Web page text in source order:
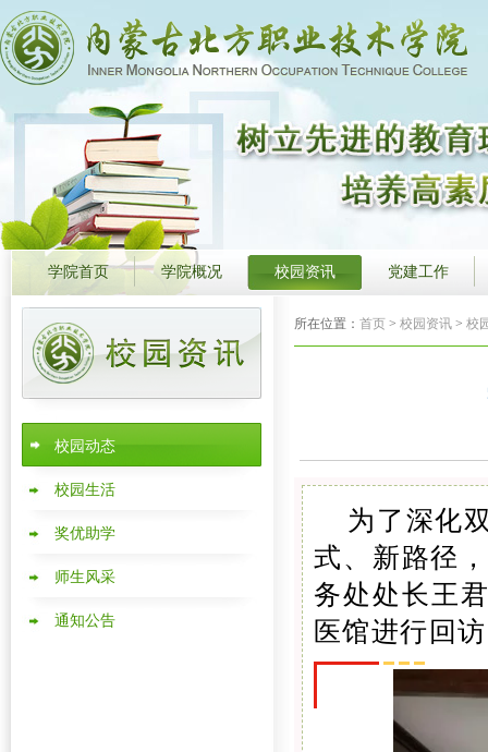
学院首页 学院概况 校园资讯 党建工作
校园动态
校园生活
奖优助学
师生风采
通知公告
所在位置： 首页 > 校园资讯 > 校
为了深化
式、新路径
务处处长王
医馆进行回